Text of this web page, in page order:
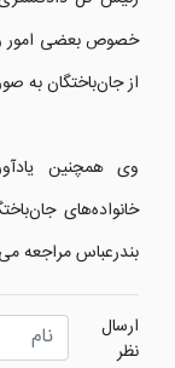
خصوص بعضی امور و
از جان‌باختگان به
وی همچنین
خانواده‌های
بندرعباس مراجعه
ارسال
نظر